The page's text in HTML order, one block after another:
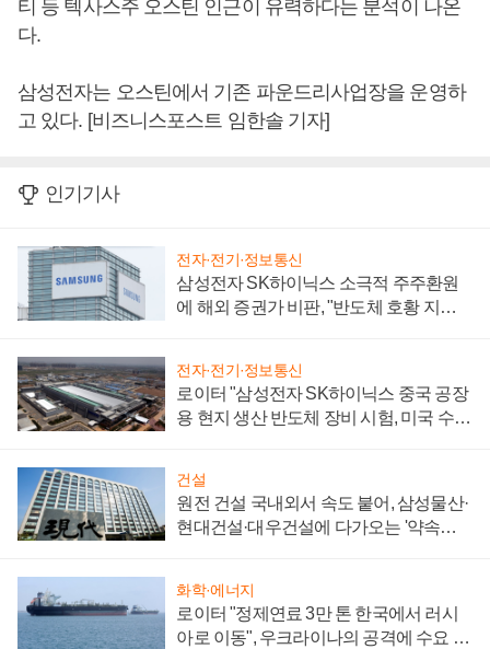
티 등 텍사스주 오스틴 인근이 유력하다는 분석이 나온
다.
삼성전자는 오스틴에서 기존 파운드리사업장을 운영하
고 있다. [비즈니스포스트 임한솔 기자]
인기기사
전자·전기·정보통신
삼성전자 SK하이닉스 소극적 주주환원
에 해외 증권가 비판, "반도체 호황 지속
전자·전기·정보통신
로이터 "삼성전자 SK하이닉스 중국 공장
용 현지 생산 반도체 장비 시험, 미국 수출
건설
원전 건설 국내외서 속도 붙어, 삼성물산·
현대건설·대우건설에 다가오는 '약속의
화학·에너지
로이터 "정제연료 3만 톤 한국에서 러시
아로 이동", 우크라이나의 공격에 수요 늘